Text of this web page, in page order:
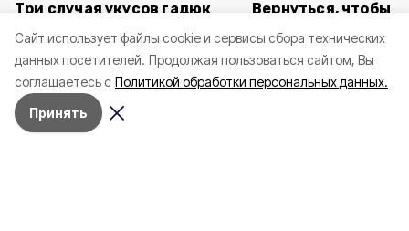
Cайт использует файлы cookie и сервисы сбора технических
данных посетителей. Продолжая пользоваться сайтом, Вы
соглашаетесь с Политикой обработки персональных данных.
Принять
Три случая укусов гадюк
Белгородской области с
начала года
Вернуться, чтобы
в Белгородскую
пять лет